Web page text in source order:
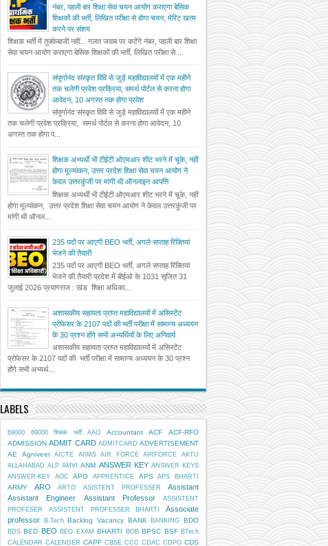
नंबर, पहली बार शिक्षा सेवा चयन आयोग कराएगा बेसिक
शिक्षकों की भर्ती, लिखित परीक्षा से होगा चयन, मेरिट खत्म
करने पर संशय
शिक्षक भर्ती में तुक्केबाजी नहीं... गलत जवाब पर कटेंगे नंबर, पहली बार शिक्षा
सेवा चयन आयोग कराएगा बेसिक शिक्षकों की भर्ती, लिखित परीक्षा से ...
संपूर्णानंद संस्कृत विवि से जुड़े महाविद्यालयों में एक महीने
तक चलेगी प्रवेश प्रक्रिया, समर्थ पोर्टल से करना होगा
आवेदन, 10 अगस्त तक होगा प्रवेश
संपूर्णानंद संस्कृत विवि से जुड़े महाविद्यालयों में एक महीने
तक चलेगी प्रवेश प्रक्रिया, समर्थ पोर्टल से करना होगा आवेदन, 10
अगस्त तक होगा प...
शिक्षक अभ्यर्थी भी टीईटी ओएमआर शीट भरने में चूके, नहीं
होगा मूल्यांकन, उत्तर प्रदेश शिक्षा सेवा चयन आयोग ने
केवल उत्तरकुंजी पर मांगी थी ऑनलाइन आपत्ति
शिक्षक अभ्यर्थी भी टीईटी ओएमआर शीट भरने में चूके, नहीं
होगा मूल्यांकन, उत्तर प्रदेश शिक्षा सेवा चयन आयोग ने केवल उत्तरकुंजी पर
मांगी थी ऑनल...
235 पदों पर आएगी BEO भर्ती, अगले सप्ताह रिक्तियां
भेजने की तैयारी
235 पदों पर आएगी BEO भर्ती, अगले सप्ताह रिक्तियां
भेजने की तैयारी प्रदेश में बीईओ के 1031 सृजित 31
जुलाई 2026 प्रयागराज : खंड शिक्षा अधिका...
अशासकीय सहायता प्राप्त महाविद्यालयों में असिस्टेंट
प्रोफेसर के 2107 पदों की भर्ती परीक्षा में सामान्य अध्ययन
के 30 प्रश्न होंगे सभी अभ्यर्थियों के लिए अनिवार्य
अशासकीय सहायता प्राप्त महाविद्यालयों में असिस्टेंट
प्रोफेसर के 2107 पदों की भर्ती परीक्षा में सामान्य अध्ययन के 30 प्रश्न
होंगे सभी अभ्यर्थ...
LABELS
69000 69000 शिक्षक भर्ती AAO Accountant ACF
ACF-RFO
ADMISSION ADMIT CARD ADMITCARD ADVERTISEMENT
AE
Agniveer AICTE AIIMS AIR FORCE AIRFORCE
AKTU
ALLAHABAD ALP AMVI ANM ANSWER KEY ANSWER KEYS
ANSWER-KEY
AOC APO APPRENTICE APS APS BHARTI
ARMY ARO ARTO ASISTENT PROFESSER
Assistant
Assistant Engineer
Assistant Professor
ASSISTENT
PROFESER
ASSISTENT PROFESSER BHARTI
Associate
professor
B.Tech Backlog Vacancy BANK BANKING BDO
BDS BED BEO BEO EXAM BHARTI BOB BPSC BSF BTech
CALENDAR CALENDER CAPF CBSE CCC CDAC CDPO CDS